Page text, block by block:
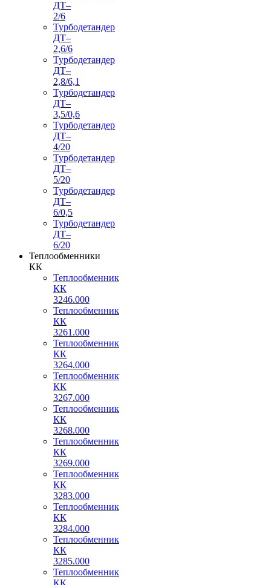
ДТ–
2/6
Турбодетандер
ДТ–
2,6/6
Турбодетандер
ДТ–
2,8/6,1
Турбодетандер
ДТ–
3,5/0,6
Турбодетандер
ДТ–
4/20
Турбодетандер
ДТ–
5/20
Турбодетандер
ДТ–
6/0,5
Турбодетандер
ДТ–
6/20
Теплообменники
КК
Теплообменник
КК
3246.000
Теплообменник
КК
3261.000
Теплообменник
КК
3264.000
Теплообменник
КК
3267.000
Теплообменник
КК
3268.000
Теплообменник
КК
3269.000
Теплообменник
КК
3283.000
Теплообменник
КК
3284.000
Теплообменник
КК
3285.000
Теплообменник
КК